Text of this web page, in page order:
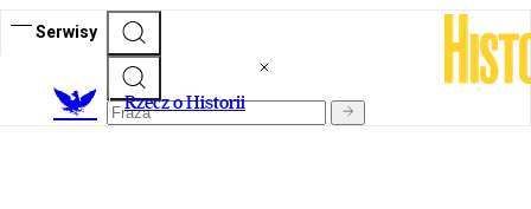
Serwisy
Rzecz o Historii